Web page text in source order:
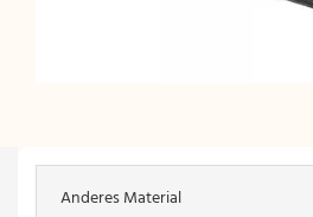
Anderes Material